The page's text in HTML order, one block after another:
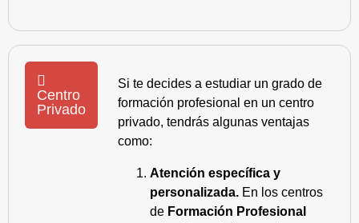
Centro
Privado
Si te decides a estudiar un grado de
formación profesional en un centro
privado, tendrás algunas ventajas
como:
Atención específica y
personalizada. En los centros
de Formación Profesional